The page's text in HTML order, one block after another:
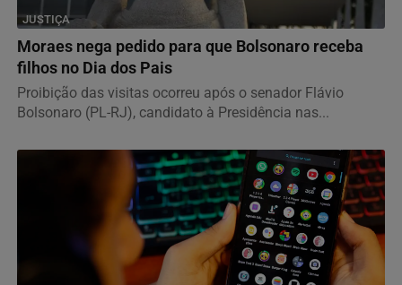
JUSTIÇA
Moraes nega pedido para que Bolsonaro receba
filhos no Dia dos Pais
Proibição das visitas ocorreu após o senador Flávio
Bolsonaro (PL-RJ), candidato à Presidência nas...